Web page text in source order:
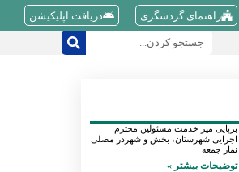
راهنمای گردشگری دریافت اپلیکیشن
برپایی میز خدمت مسئولین محترم
اجرایی شهرستان، بخش و شهردر مصلی
نماز جمعه
توضیحات بیشتر »